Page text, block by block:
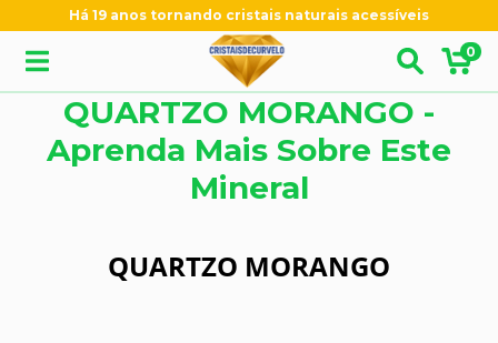
Há 19 anos tornando cristais naturais acessíveis
0
QUARTZO MORANGO -
Aprenda Mais Sobre Este
Mineral
QUARTZO MORANGO